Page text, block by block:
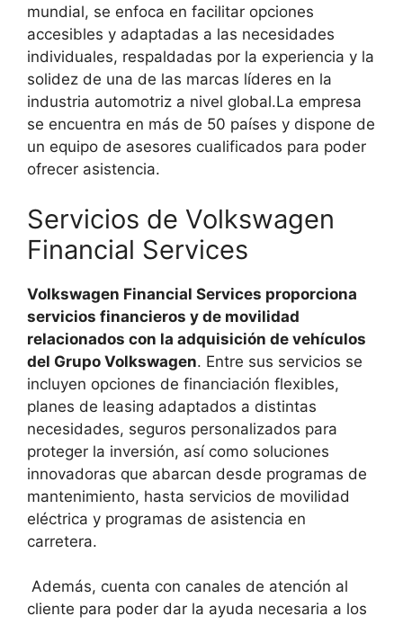
mundial, se enfoca en facilitar opciones
accesibles y adaptadas a las necesidades
individuales, respaldadas por la experiencia y la
solidez de una de las marcas líderes en la
industria automotriz a nivel global.La empresa
se encuentra en más de 50 países y dispone de
un equipo de asesores cualificados para poder
ofrecer asistencia.
Servicios de Volkswagen
Financial Services
Volkswagen Financial Services proporciona
servicios financieros y de movilidad
relacionados con la adquisición de vehículos
del Grupo Volkswagen. Entre sus servicios se
incluyen opciones de financiación flexibles,
planes de leasing adaptados a distintas
necesidades, seguros personalizados para
proteger la inversión, así como soluciones
innovadoras que abarcan desde programas de
mantenimiento, hasta servicios de movilidad
eléctrica y programas de asistencia en
carretera.
Además, cuenta con canales de atención al
cliente para poder dar la ayuda necesaria a los